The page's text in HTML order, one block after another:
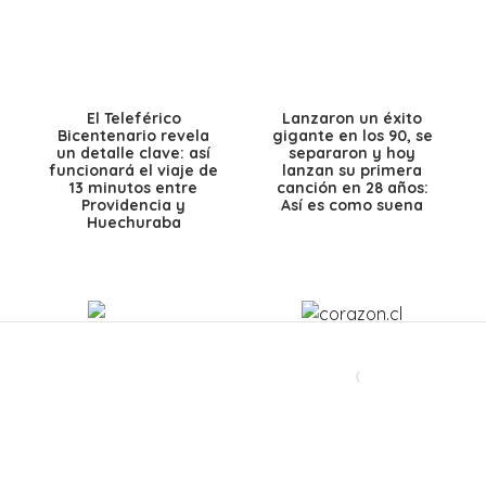
El Teleférico
Bicentenario revela
un detalle clave: así
funcionará el viaje de
13 minutos entre
Providencia y
Huechuraba
Lanzaron un éxito
gigante en los 90, se
separaron y hoy
lanzan su primera
canción en 28 años:
Así es como suena